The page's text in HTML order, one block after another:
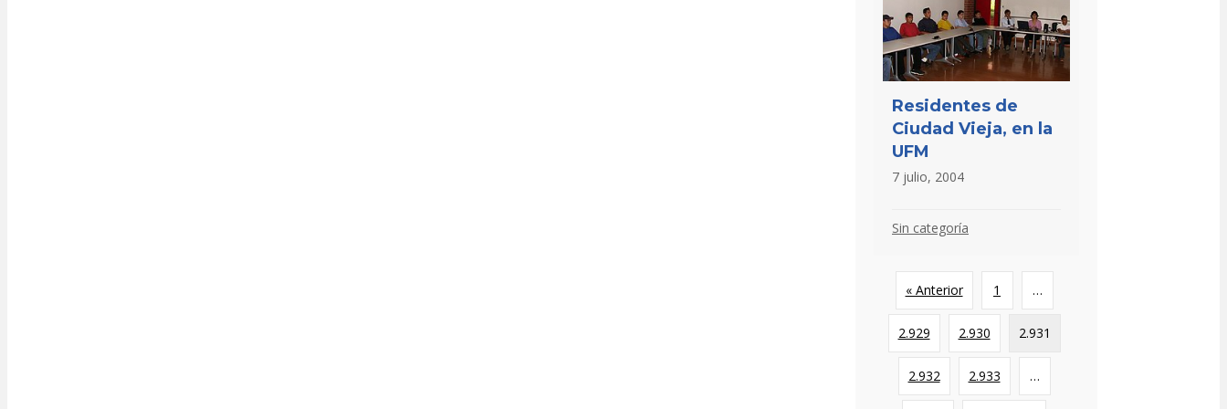
Residentes de
Ciudad Vieja, en la
UFM
7 julio, 2004
Sin categoría
« Anterior 1 …
2.929 2.930 2.931
2.932 2.933 …